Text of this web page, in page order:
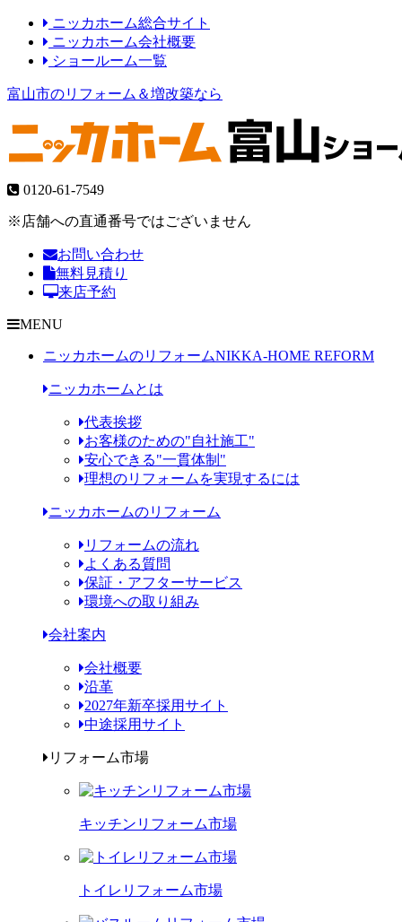
ニッカホーム総合サイト
ニッカホーム会社概要
ショールーム一覧
富山市のリフォーム＆増改築なら
0120-61-7549
※店舗への直通番号ではございません
お問い合わせ
無料見積り
来店予約
MENU
ニッカホームのリフォームNIKKA-HOME REFORM
ニッカホームとは
代表挨拶
お客様のための"自社施工"
安心できる"一貫体制"
理想のリフォームを実現するには
ニッカホームのリフォーム
リフォームの流れ
よくある質問
保証・アフターサービス
環境への取り組み
会社案内
会社概要
沿革
2027年新卒採用サイト
中途採用サイト
リフォーム市場
キッチンリフォーム市場
トイレリフォーム市場